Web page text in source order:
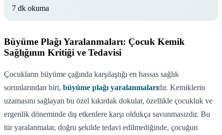
7 dk okuma
Büyüme Plağı Yaralanmaları: Çocuk Kemik
Sağlığının Kritiği ve Tedavisi
Çocukların büyüme çağında karşılaştığı en hassas sağlık
sorunlarından biri, büyüme plağı yaralanmalarıdır. Kemiklerin
uzamasını sağlayan bu özel kıkırdak dokular, özellikle çocukluk ve
ergenlik döneminde dış etkenlere karşı oldukça savunmasızdır. Bu
tür yaralanmalar, doğru şekilde tedavi edilmediğinde, çocuğun